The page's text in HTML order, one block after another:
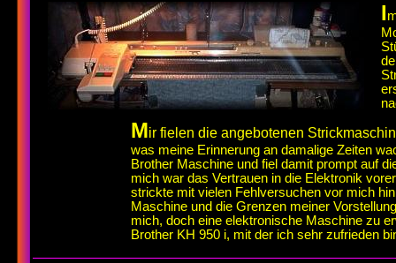
I
Mir fielen die angebotenen
was meine Erinnerung an damalige Zeiten
Brother Maschine und fiel damit prompt auf
mich war das Vertrauen in die Elektronik
strickte mit vielen Fehlversuchen vor mich
Maschine und die Grenzen meiner
mich, doch eine elektronische Maschine zu
Brother KH 950 i, mit der ich sehr zufrieden